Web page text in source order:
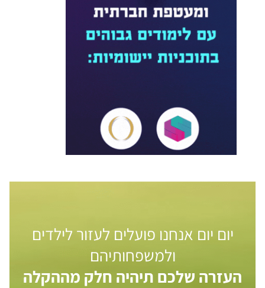
יום יום אנחנו פועלים לעזור לילדים
ולמשפחותיהם
העזרה שלכם תיהיה חלק מההקלה